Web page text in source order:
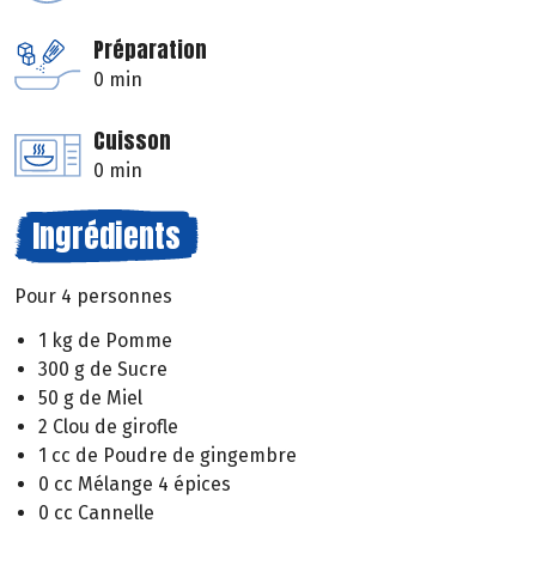
Préparation
0 min
Cuisson
0 min
Ingrédients
Pour 4 personnes
1 kg de Pomme
300 g de Sucre
50 g de Miel
2 Clou de girofle
1 cc de Poudre de gingembre
0 cc Mélange 4 épices
0 cc Cannelle